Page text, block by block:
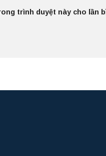
trình duyệt này cho lần